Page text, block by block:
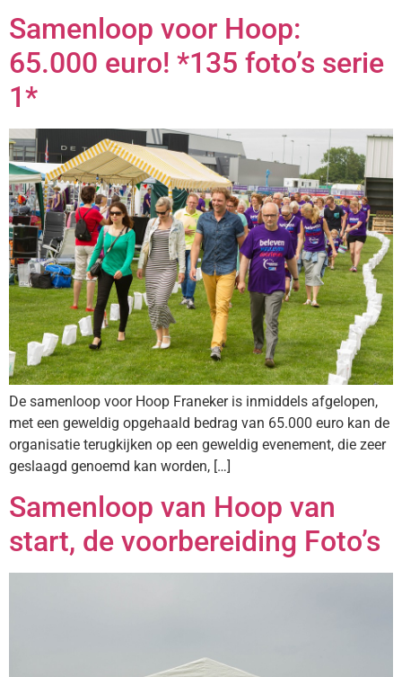
Samenloop voor Hoop:
65.000 euro! *135 foto’s serie
1*
De samenloop voor Hoop Franeker is inmiddels afgelopen,
met een geweldig opgehaald bedrag van 65.000 euro kan de
organisatie terugkijken op een geweldig evenement, die zeer
geslaagd genoemd kan worden, […]
Samenloop van Hoop van
start, de voorbereiding Foto’s